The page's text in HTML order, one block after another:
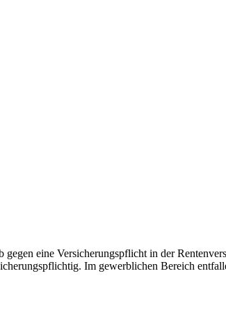
eine Versicherungspflicht in der
Im gewerblichen Bereich